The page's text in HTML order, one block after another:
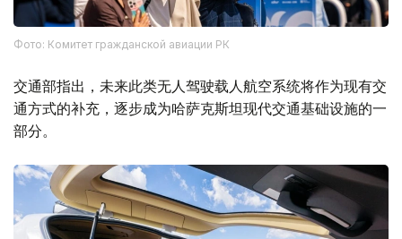
Фото: Комитет гражданской авиации РК
交通部指出，未来此类无人驾驶载人航空系统将作为现有交
通方式的补充，逐步成为哈萨克斯坦现代交通基础设施的一
部分。